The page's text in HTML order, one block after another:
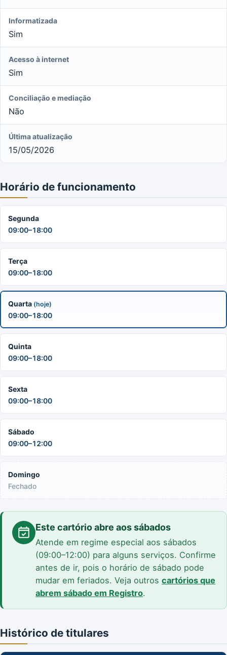
Informatizada
Sim
Acesso à internet
Sim
Conciliação e mediação
Não
Última atualização
15/05/2026
Horário de funcionamento
Segunda
09:00–18:00
Terça
09:00–18:00
Quarta (hoje)
09:00–18:00
Quinta
09:00–18:00
Sexta
09:00–18:00
Sábado
09:00–12:00
Domingo
Fechado
Este cartório abre aos sábados
Atende em regime especial aos sábados
(09:00–12:00) para alguns serviços. Confirme
antes de ir, pois o horário de sábado pode
mudar em feriados. Veja outros cartórios que
abrem sábado em Registro.
Histórico de titulares